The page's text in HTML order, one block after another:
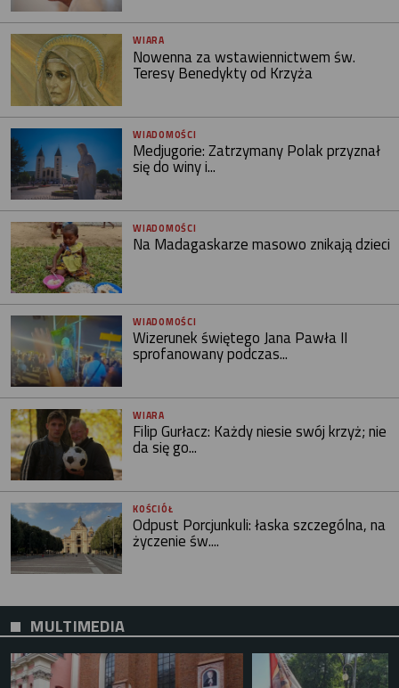
WIARA
Nowenna za wstawiennictwem św.
Teresy Benedykty od Krzyża
WIADOMOŚCI
Medjugorie: Zatrzymany Polak przyznał
się do winy i...
WIADOMOŚCI
Na Madagaskarze masowo znikają dzieci
WIADOMOŚCI
Wizerunek świętego Jana Pawła II
sprofanowany podczas...
WIARA
Filip Gurłacz: Każdy niesie swój krzyż; nie
da się go...
KOŚCIÓŁ
Odpust Porcjunkuli: łaska szczególna, na
życzenie św....
MULTIMEDIA